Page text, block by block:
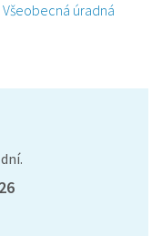
Všeobecná úradná